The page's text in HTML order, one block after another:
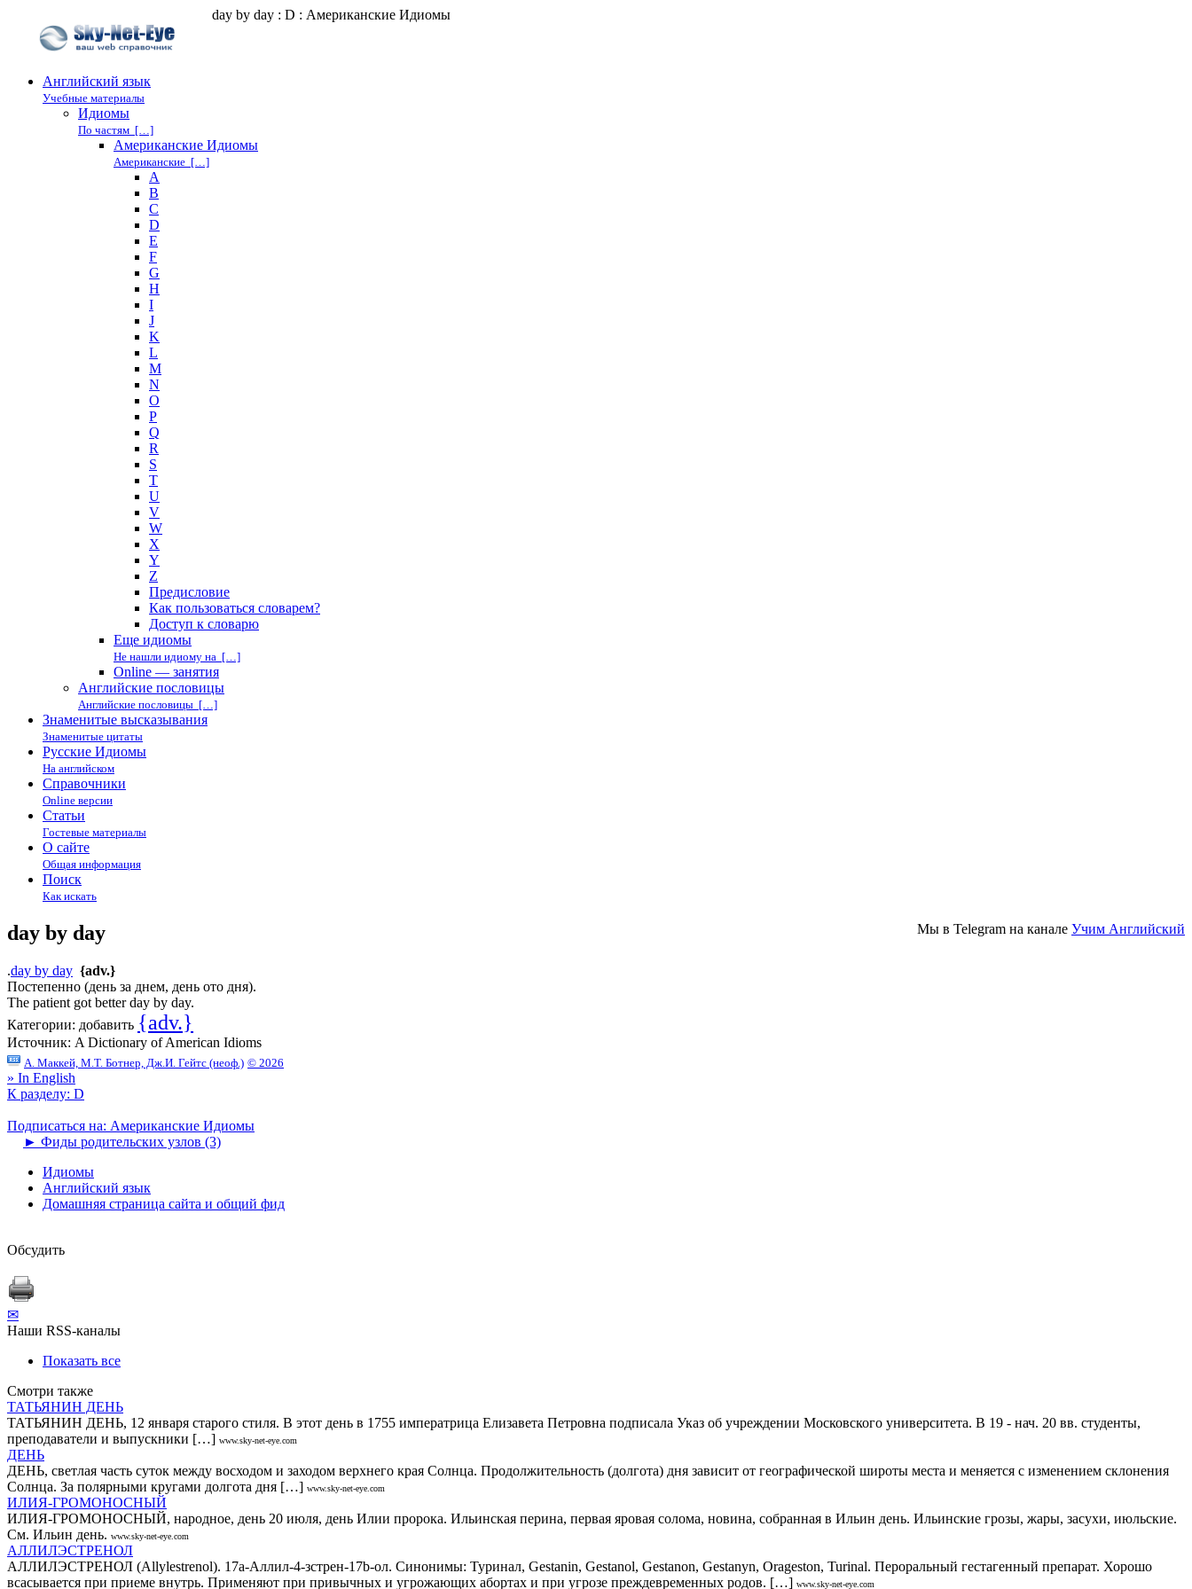
day by day : D : Американские Идиомы
Английский язык
Учебные материалы
Идиомы
По частям […]
Американские Идиомы
Американские […]
A
B
C
D
E
F
G
H
I
J
K
L
M
N
O
P
Q
R
S
T
U
V
W
X
Y
Z
Предисловие
Как пользоваться словарем?
Доступ к словарю
Еще идиомы
Не нашли идиому на […]
Online — занятия
Английские пословицы
Английские пословицы […]
Знаменитые высказывания
Знаменитые цитаты
Русские Идиомы
На английском
Справочники
Online версии
Статьи
Гостевые материалы
О сайте
Общая информация
Поиск
Как искать
Мы в Telegram на канале Учим Английский
day by day
.day by day {adv.}
Постепенно (день за днем, день ото дня).
The patient got better day by day.
Категории: добавить {adv.}
Источник: A Dictionary of American Idioms
А. Маккей, М.Т. Ботнер, Дж.И. Гейтс (неоф.) © 2026
» In English
К разделу: D
Подписаться на: Американские Идиомы
► Фиды родительских узлов (3)
Идиомы
Английский язык
Домашняя страница сайта и общий фид
Обсудить
✉
Наши RSS-каналы
Показать все
Смотри также
ТАТЬЯНИН ДЕНЬ
ТАТЬЯНИН ДЕНЬ, 12 января старого стиля. В этот день в 1755 императрица Елизавета Петровна подписала Указ об учреждении Московского университета. В 19 - нач. 20 вв. студенты,
преподаватели и выпускники […] www.sky-net-eye.com
ДЕНЬ
ДЕНЬ, светлая часть суток между восходом и заходом верхнего края Солнца. Продолжительность (долгота) дня зависит от географической широты места и меняется с изменением склонения
Солнца. За полярными кругами долгота дня […] www.sky-net-eye.com
ИЛИЯ-ГРОМОНОСНЫЙ
ИЛИЯ-ГРОМОНОСНЫЙ, народное, день 20 июля, день Илии пророка. Ильинская перина, первая яровая солома, новина, собранная в Ильин день. Ильинские грозы, жары, засухи, июльские.
См. Ильин день. www.sky-net-eye.com
АЛЛИЛЭСТРЕНОЛ
АЛЛИЛЭСТРЕНОЛ (Allylestrenol). 17a-Аллил-4-зстрен-17b-ол. Синонимы: Туринал, Gestanin, Gestanol, Gestanon, Gestanyn, Orageston, Turinal. Пероральный гестагенный препарат. Хорошо
всасывается при приеме внутрь. Применяют при привычных и угрожающих абортах и при угрозе преждевременных родов. […] www.sky-net-eye.com